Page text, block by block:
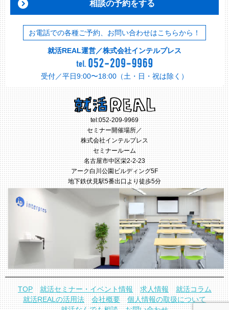
相談の予約をする
お電話での各種ご予約、お問い合わせはこちらから！
就活REAL運営／株式会社インテルプレス
受付／平日9:00〜18:00（土・日・祝は除く）
tel:052-209-9969
セミナー開催場所／
株式会社インテルプレス
セミナールーム
名古屋市中区栄2-2-23
アーク白川公園ビルディング5F
地下鉄伏見駅5番出口より徒歩5分
TOP 就活セミナー・イベント情報 求人情報
就活コラム
就活REALの活用法
会社概要
個人情報の取扱について